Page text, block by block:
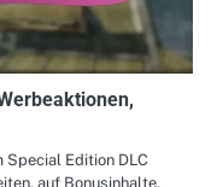
Edition DLC
auf Bonusinhalte,